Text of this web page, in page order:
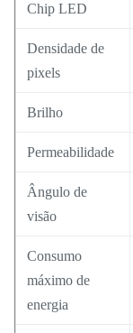
Chip LED
Densidade de
pixels
Brilho
Permeabilidade
Ângulo de
visão
Consumo
máximo de
energia